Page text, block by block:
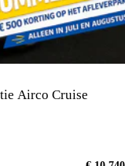
Airco Cruise